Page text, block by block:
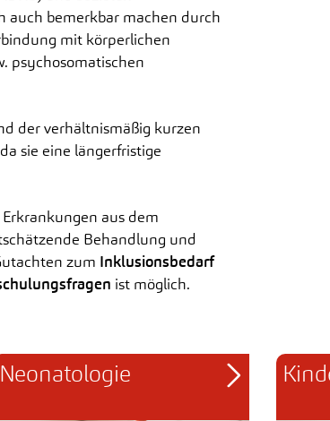
auch bemerkbar machen durch
mit körperlichen
psychosomatischen
der verhältnismäßig kurzen
sie eine längerfristige
aus dem
Behandlung und
zum Inklusionsbedarf
ist möglich.
Neonatologie